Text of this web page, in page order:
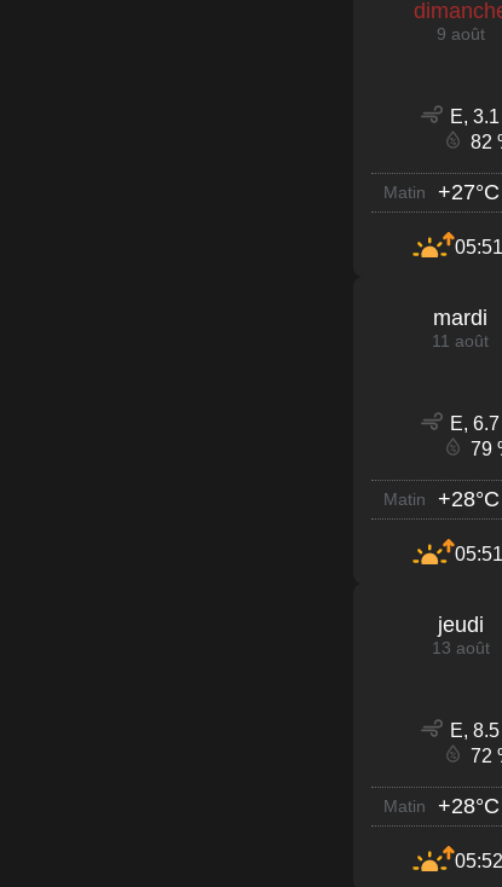
9 août
E,
82
Matin +27°C
05:51
mardi
11 août
E,
79
Matin +28°C
05:51
jeudi
13 août
E,
72
Matin +28°C
05:52